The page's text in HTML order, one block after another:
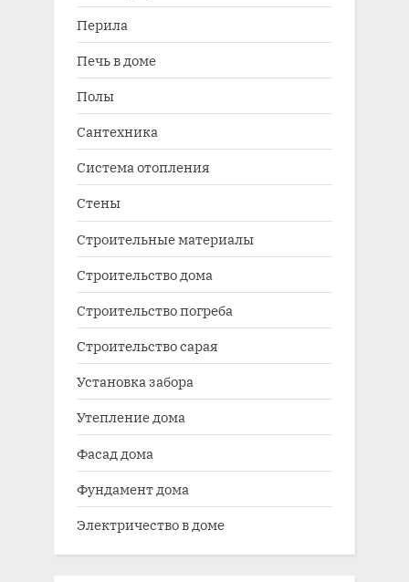
Перила
Печь в доме
Полы
Сантехника
Система отопления
Стены
Строительные материалы
Строительство дома
Строительство погреба
Строительство сарая
Установка забора
Утепление дома
Фасад дома
Фундамент дома
Электричество в доме